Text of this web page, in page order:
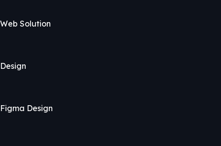
Web Solution
Design
Figma Design